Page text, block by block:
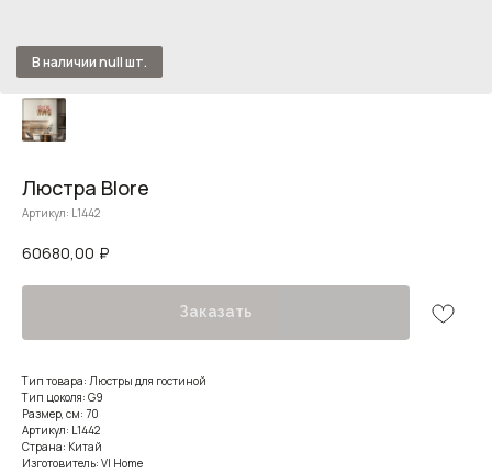
Люстра Blore
Артикул: L1442
60680,00 ₽
Заказать
Тип товара: Люстры для гостиной
Тип цоколя: G9
Размер, см: 70
Артикул: L1442
Страна: Китай
Изготовитель: VI Home